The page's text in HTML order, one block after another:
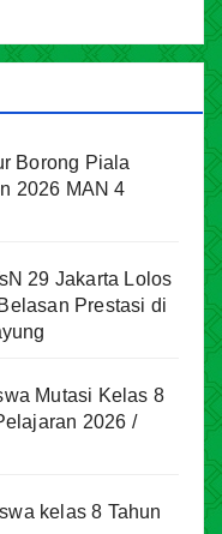
Borong Piala
2026 MAN 4
29 Jakarta Lolos
Prestasi di
Mutasi Kelas 8
2026 /
kelas 8 Tahun